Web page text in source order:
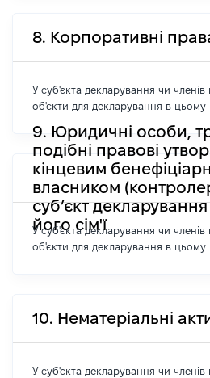
8. Корпоративні
У суб'єкта декларування чи членів
об'єкти для декларування в цьому
9. Юридичні особи,
подібні правові
кінцевим
власником
суб’єкт
його сім'ї
У суб'єкта декларування чи членів
об'єкти для декларування в цьому
10. Нематеріальні
У суб'єкта декларування чи членів